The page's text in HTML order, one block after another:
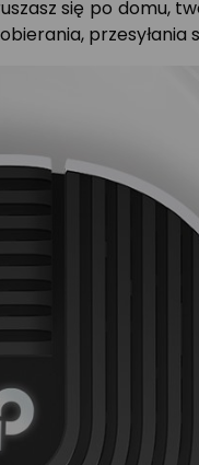
się po domu,
przesyłania